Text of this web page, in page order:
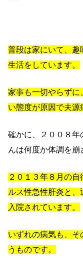
普段は家にいて、趣
生活をしています。
家事も一切やらずに
い態度が原因で夫源
確かに、２００８年
んは何度か体調を崩
２０１３年８月の
ルス性急性肝炎と
入院されています。
いずれの病気も、
うものです。